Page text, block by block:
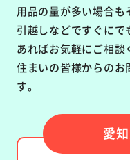
用品の量が多い場合も
引越しなどですぐに
あればお気軽にご相
住まいの皆様からのお
す。
愛